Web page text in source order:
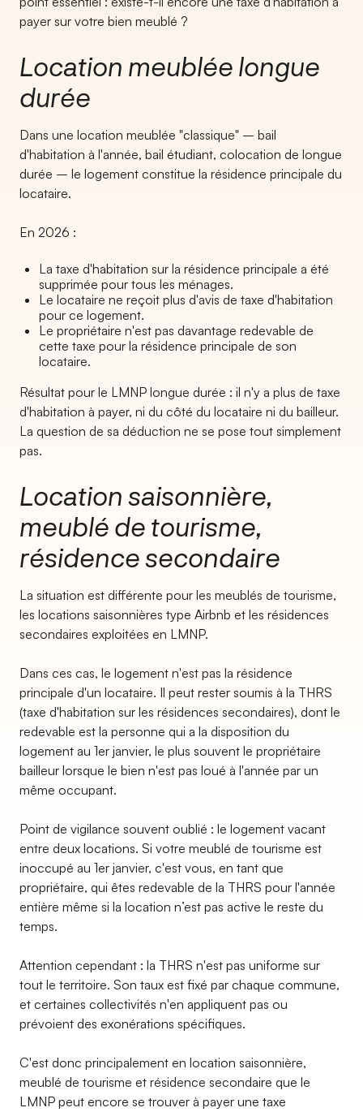
payer sur votre bien meublé ?
Location meublée longue
durée
Dans une location meublée "classique" – bail
d'habitation à l'année, bail étudiant, colocation de longue
durée – le logement constitue la résidence principale du
locataire.
En 2026 :
La taxe d'habitation sur la résidence principale a été
supprimée pour tous les ménages.
Le locataire ne reçoit plus d'avis de taxe d'habitation
pour ce logement.
Le propriétaire n'est pas davantage redevable de
cette taxe pour la résidence principale de son
locataire.
Résultat pour le LMNP longue durée : il n'y a plus de taxe
d'habitation à payer, ni du côté du locataire ni du bailleur.
La question de sa déduction ne se pose tout simplement
pas.
Location saisonnière,
meublé de tourisme,
résidence secondaire
La situation est différente pour les meublés de tourisme,
les locations saisonnières type Airbnb et les résidences
secondaires exploitées en LMNP.
Dans ces cas, le logement n'est pas la résidence
principale d'un locataire. Il peut rester soumis à la THRS
(taxe d'habitation sur les résidences secondaires), dont le
redevable est la personne qui a la disposition du
logement au 1er janvier, le plus souvent le propriétaire
bailleur lorsque le bien n'est pas loué à l'année par un
même occupant.
Point de vigilance souvent oublié : le logement vacant
entre deux locations. Si votre meublé de tourisme est
inoccupé au 1er janvier, c'est vous, en tant que
propriétaire, qui êtes redevable de la THRS pour l'année
entière même si la location n’est pas active le reste du
temps.
Attention cependant : la THRS n'est pas uniforme sur
tout le territoire. Son taux est fixé par chaque commune,
et certaines collectivités n'en appliquent pas ou
prévoient des exonérations spécifiques.
C'est donc principalement en location saisonnière,
meublé de tourisme et résidence secondaire que le
LMNP peut encore se trouver à payer une taxe